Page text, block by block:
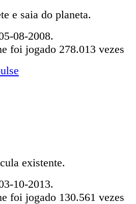
e saia do planeta.
08-2008.
foi jogado 278.013 vezes
existente.
10-2013.
foi jogado 130.561 vezes